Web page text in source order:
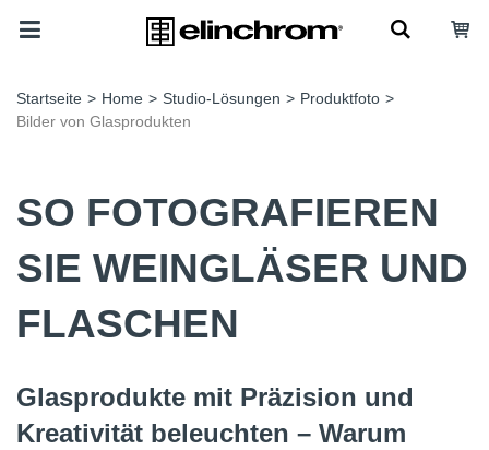
Startseite > Home > Studio-Lösungen > Produktfoto >
Bilder von Glasprodukten
SO FOTOGRAFIEREN
SIE WEINGLÄSER UND
FLASCHEN
Glasprodukte mit Präzision und
Kreativität beleuchten – Warum